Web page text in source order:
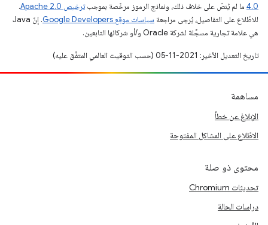
4.0‏ ما لم يُنصّ على خلاف ذلك، ونماذج الرموز مرخّصة بموجبترخيص Apache 2.0‏
.
للاطّلاع على التفاصيل، يُرجى مراجعة سياسات موقع Google Developers‏
. إنّ Java
هي علامة تجارية مسجَّلة لشركة Oracle و/أو شركائها التابعين.
تاريخ التعديل الأخير: 2021-11-05 (حسب التوقيت العالمي المتفَّق عليه)
مساهمة
الإبلاغ عن خطأ
الاطّلاع على المشاكل المفتوحة
محتوى ذو صلة
تحديثات Chromium
دراسات الحالة